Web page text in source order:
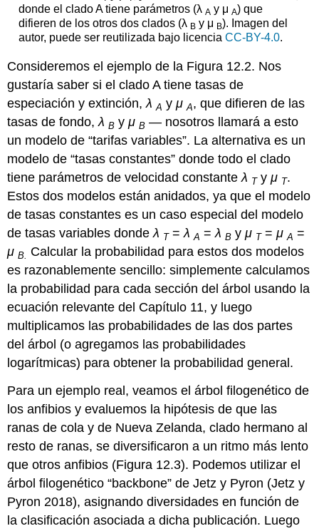
donde el clado A tiene parámetros (λ A y μ A) que
difieren de los otros dos clados (λ B y μ B). Imagen del
autor, puede ser reutilizada bajo licencia CC-BY-4.0.
Consideremos el ejemplo de la Figura 12.2. Nos
gustaría saber si el clado A tiene tasas de
especiación y extinción,λ A yμ A, que difieren de las
tasas de fondo,λ B yμ B — nosotros llamará a esto
un modelo de “tarifas variables”. La alternativa es un
modelo de “tasas constantes” donde todo el clado
tiene parámetros de velocidad constanteλ Tyμ T.
Estos dos modelos están anidados, ya que el modelo
de tasas constantes es un caso especial del modelo
de tasas variables dondeλ T=λ A =λ B yμ T=μ A =
μ B.
Calcular la probabilidad para estos dos modelos
es razonablemente sencillo: simplemente calculamos
la probabilidad para cada sección del árbol usando la
ecuación relevante del Capítulo 11, y luego
multiplicamos las probabilidades de las dos partes
del árbol (o agregamos las probabilidades
logarítmicas) para obtener la probabilidad general.
Para un ejemplo real, veamos el árbol filogenético de
los anfibios y evaluemos la hipótesis de que las
ranas de cola y de Nueva Zelanda, clado hermano al
resto de ranas, se diversificaron a un ritmo más lento
que otros anfibios (Figura 12.3). Podemos utilizar el
árbol filogenético “backbone” de Jetz y Pyron (Jetz y
Pyron 2018), asignando diversidades en función de
la clasificación asociada a dicha publicación. Luego